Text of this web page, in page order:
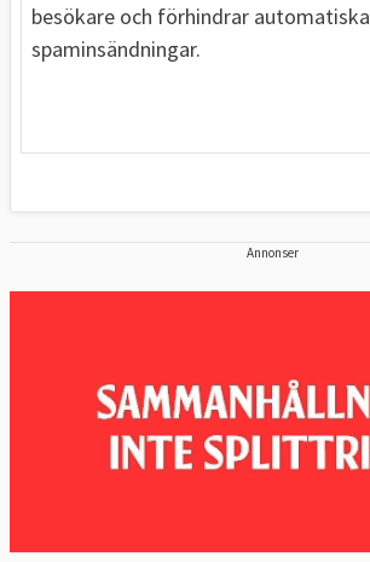
besökare och förhindrar automatiska
spaminsändningar.
Annonser